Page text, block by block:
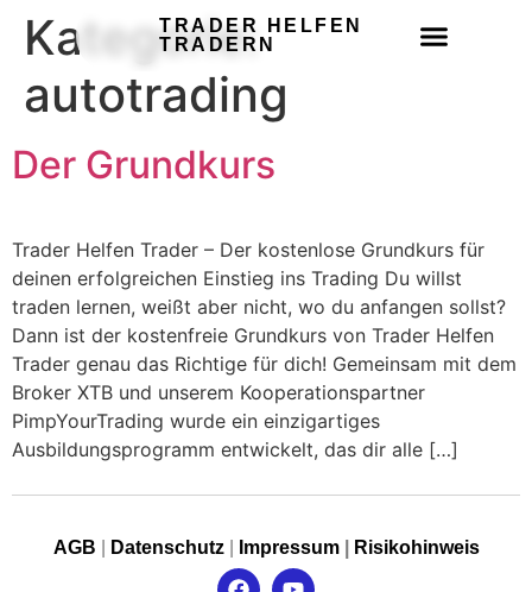
TRADER HELFEN
TRADERN
Kategorie:
autotrading
Der Grundkurs
Trader Helfen Trader – Der kostenlose Grundkurs für
deinen erfolgreichen Einstieg ins Trading Du willst
traden lernen, weißt aber nicht, wo du anfangen sollst?
Dann ist der kostenfreie Grundkurs von Trader Helfen
Trader genau das Richtige für dich! Gemeinsam mit dem
Broker XTB und unserem Kooperationspartner
PimpYourTrading wurde ein einzigartiges
Ausbildungsprogramm entwickelt, das dir alle […]
AGB Datenschutz| Impressum| Risikohinweis